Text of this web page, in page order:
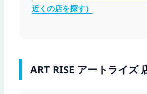
近くの店を探す）
ART RISE アートライズ